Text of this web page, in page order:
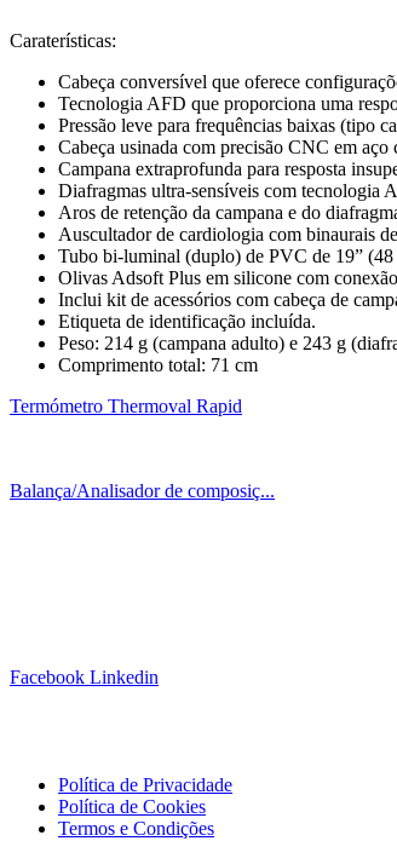
Caraterísticas:
Cabeça conversível que oferece
Tecnologia AFD que proporciona uma
Pressão leve para frequências baixas (tipo
Cabeça usinada com precisão CNC em
Campana extraprofunda para resposta
Diafragmas ultra-sensíveis com tecnologia
Aros de retenção da campana e do
Auscultador de cardiologia com binaurais
Tubo bi-luminal (duplo) de PVC de 19”
Olivas Adsoft Plus em silicone com
Inclui kit de acessórios com cabeça de
Etiqueta de identificação incluída.
Peso: 214 g (campana adulto) e 243 g
Comprimento total: 71 cm
Termómetro Thermoval Rapid
Balança/Analisador de composiç...
Facebook Linkedin
Política de Privacidade
Política de Cookies
Termos e Condições